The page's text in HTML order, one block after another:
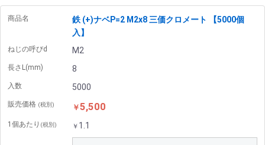
商品名
鉄 (+)ナベP=2 M2x8 三価クロメート 【5000個
入】
ねじの呼びd M2
長さL(mm) 8
入数 5000
販売価格 (税別) ￥5,500
1個あたり (税別) ￥ 1.1